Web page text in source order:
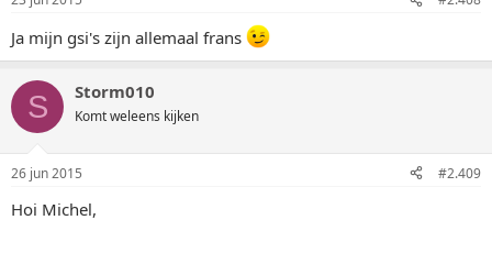
Ja mijn gsi's zijn allemaal frans
S Storm010
Komt weleens kijken
26 jun 2015 #2.409
Hoi Michel,